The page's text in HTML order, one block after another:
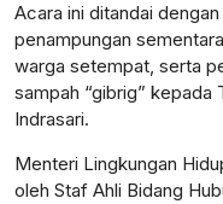
Acara ini ditandai
penampungan
warga setempat, serta
sampah “gibrig”
Indrasari.
Menteri Lingkungan
oleh Staf Ahli Bidang